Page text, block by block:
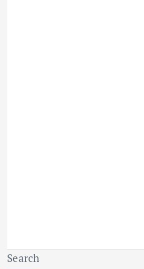
Search